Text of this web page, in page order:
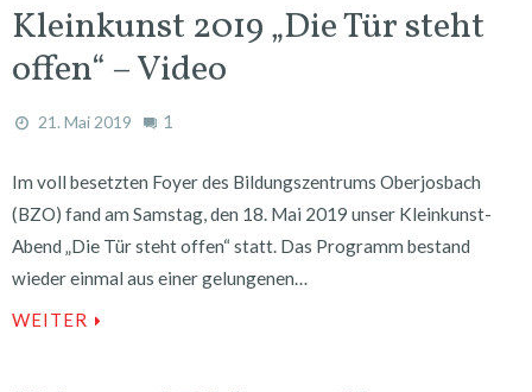
Kleinkunst 2019 „Die Tür steht
offen“ – Video
21. Mai 2019 1
Im voll besetzten Foyer des Bildungszentrums Oberjosbach
(BZO) fand am Samstag, den 18. Mai 2019 unser Kleinkunst-
Abend „Die Tür steht offen“ statt. Das Programm bestand
wieder einmal aus einer gelungenen…
WEITER